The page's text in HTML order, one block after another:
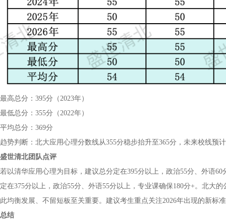
最高总分：395分（2023年）
最低总分：355分（2022年）
平均总分：369分
趋势判断：北大应用心理分数线从355分稳步抬升至365分，未来校线预
盛世清北团队点评
若以清华应用心理为目标，建议总分定在395分以上，政治55分、外语
定在375分以上，政治55分、外语55分以上，专业课确保180分+。北大
此均衡发展、不留短板至关重要。建议考生重点关注2026年出现的新标
总结